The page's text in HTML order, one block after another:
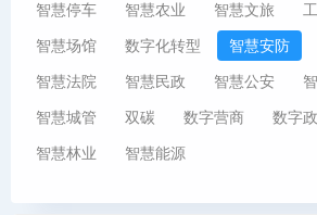
智慧停车 智慧农业 智慧文旅
智慧场馆 数字化转型 智慧安防
智慧法院 智慧民政 智慧公安
智慧城管 双碳 数字营商 数字
智慧林业 智慧能源